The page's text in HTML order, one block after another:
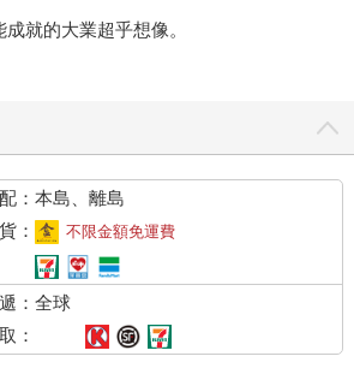
就的大業超乎想像。
：本島、離島
：
不限金額免運費
：全球
：